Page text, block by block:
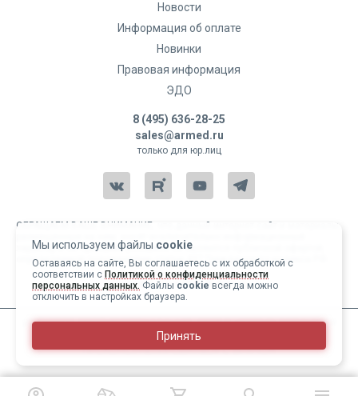
1
Мы используем файлы cookie
Оставаясь на сайте, Вы соглашаетесь с их обработкой с
соответствии с Политикой о конфиденциальности
персональных данных. Файлы cookie всегда можно
отключить в настройках браузера.
Принять
Новости
Информация об оплате
Новинки
Правовая информация
ЭДО
8 (495) 636-28-25
sales@armed.ru
только для юр.лиц
ОБРАЩАЕМ ВАШЕ ВНИМАНИЕ, что данный интернет-сайт и материалы,
характер и ни при каких условиях не являются публичной офертой,
определяемой положениями статьи 437 Гражданского кодекса РФ.
Copyright 2004-2026 © Армед
ИМЕЮТСЯ ПРОТИВОПОКАЗАНИЯ, ПЕРЕД ИСПОЛЬЗОВАНИЕМ
НЕОБХОДИМО ОЗНАКОМИТЬСЯ С ИНСТРУКЦИЕЙ И
ПРОКОНСУЛЬТИРОВАТЬСЯ С ВРАЧОМ